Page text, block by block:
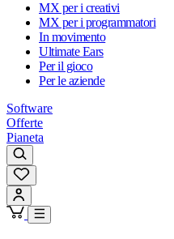
MX per i creativi
MX per i programmatori
In movimento
Ultimate Ears
Per il gioco
Per le aziende
Software
Offerte
Pianeta